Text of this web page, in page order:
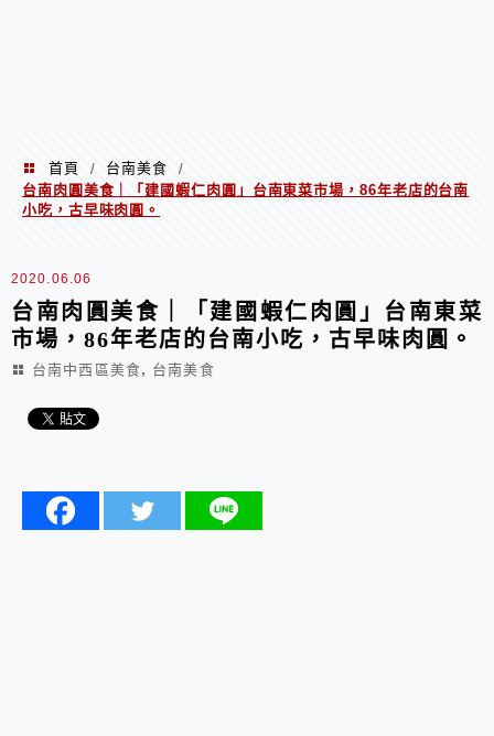
首頁 / 台南美食
/
台南肉圓美食｜「建國蝦仁肉圓」台南東菜市場，86年老店的台南
小吃，古早味肉圓。
2020.06.06
台南肉圓美食｜「建國蝦仁肉圓」台南東菜
市場，86年老店的台南小吃，古早味肉圓。
台南中西區美食, 台南美食